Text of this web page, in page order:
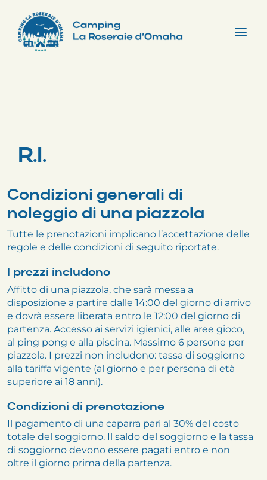
content
R.I.
Condizioni generali di
noleggio di una piazzola
Tutte le prenotazioni implicano l’accettazione delle
regole e delle condizioni di seguito riportate.
I prezzi includono
Affitto di una piazzola, che sarà messa a
disposizione a partire dalle 14:00 del giorno di arrivo
e dovrà essere liberata entro le 12:00 del giorno di
partenza. Accesso ai servizi igienici, alle aree gioco,
al ping pong e alla piscina. Massimo 6 persone per
piazzola. I prezzi non includono: tassa di soggiorno
alla tariffa vigente (al giorno e per persona di età
superiore ai 18 anni).
Condizioni di prenotazione
Il pagamento di una caparra pari al 30% del costo
totale del soggiorno. Il saldo del soggiorno e la tassa
di soggiorno devono essere pagati entro e non
oltre il giorno prima della partenza.